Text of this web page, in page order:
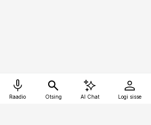
Raadio Otsing AI Chat Logi sisse